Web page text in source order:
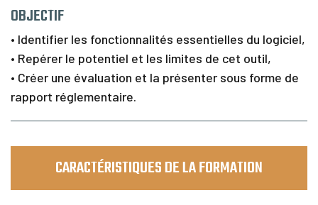
OBJECTIF
• Identifier les fonctionnalités essentielles du logiciel,
• Repérer le potentiel et les limites de cet outil,
• Créer une évaluation et la présenter sous forme de
rapport réglementaire.
CARACTÉRISTIQUES DE LA FORMATION